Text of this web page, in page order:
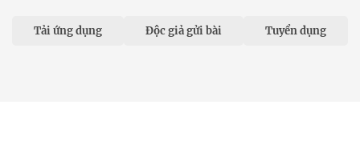
Tải ứng dụng Độc giả gửi bài Tuyển dụng